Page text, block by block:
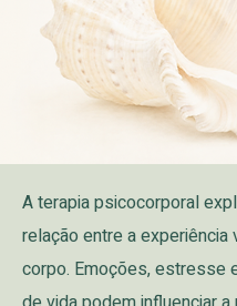
A terapia psicocorporal
relação entre a experiência
corpo. Emoções, estresse